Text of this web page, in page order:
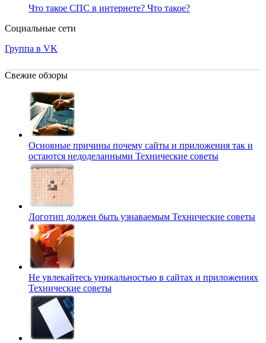
Что такое СПС в интернете? Что такое?
Социальные сети
Группа в VK
Свежие обзоры
Основные причины почему сайты и приложения так и
остаются недоделанными Технические советы
Логотип должен быть узнаваемым Технические советы
Не увлекайтесь уникальностью в сайтах и приложениях
Технические советы